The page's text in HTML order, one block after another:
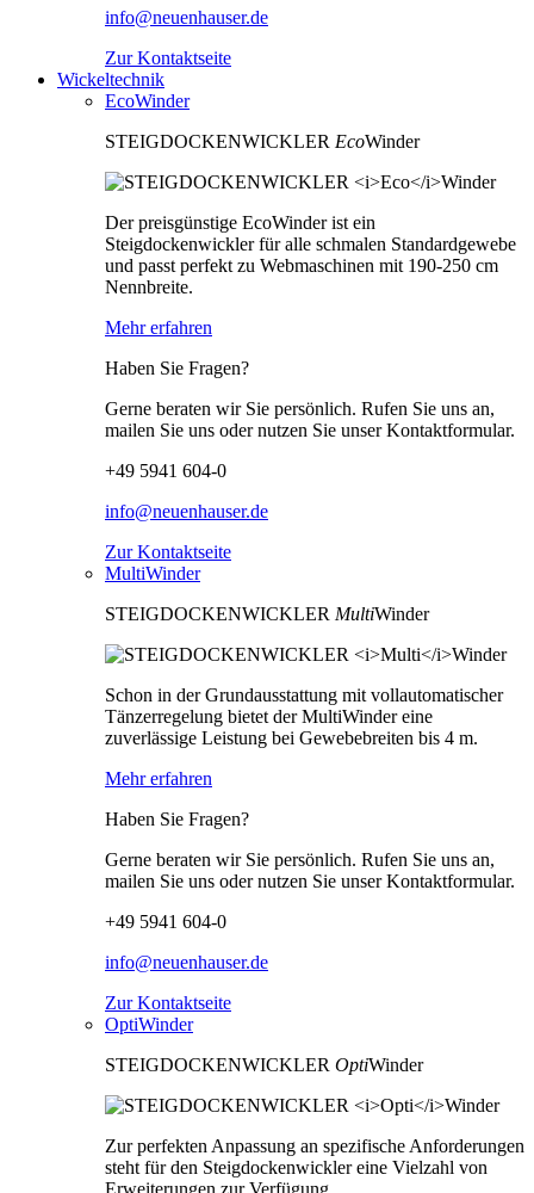
info@neuenhauser.de
Zur Kontaktseite
Wickeltechnik
EcoWinder
STEIGDOCKENWICKLER EcoWinder
Der preisgünstige EcoWinder ist ein
Steigdockenwickler für alle schmalen Standardgewebe
und passt perfekt zu Webmaschinen mit 190-250 cm
Nennbreite.
Mehr erfahren
Haben Sie Fragen?
Gerne beraten wir Sie persönlich. Rufen Sie uns an,
mailen Sie uns oder nutzen Sie unser Kontaktformular.
+49 5941 604-0
info@neuenhauser.de
Zur Kontaktseite
MultiWinder
STEIGDOCKENWICKLER MultiWinder
Schon in der Grundausstattung mit vollautomatischer
Tänzerregelung bietet der MultiWinder eine
zuverlässige Leistung bei Gewebebreiten bis 4 m.
Mehr erfahren
Haben Sie Fragen?
Gerne beraten wir Sie persönlich. Rufen Sie uns an,
mailen Sie uns oder nutzen Sie unser Kontaktformular.
+49 5941 604-0
info@neuenhauser.de
Zur Kontaktseite
OptiWinder
STEIGDOCKENWICKLER OptiWinder
Zur perfekten Anpassung an spezifische Anforderungen
steht für den Steigdockenwickler eine Vielzahl von
Erweiterungen zur Verfügung.